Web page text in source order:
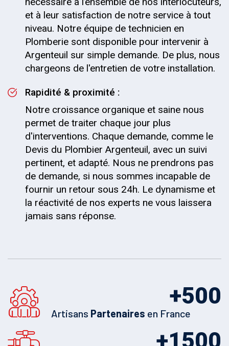
et à leur satisfaction de notre service à tout
niveau. Notre équipe de technicien en
Plomberie sont disponible pour intervenir à
Argenteuil sur simple demande. De plus, nous
chargeons de l'entretien de votre installation.
Rapidité & proximité :
Notre croissance organique et saine nous
permet de traiter chaque jour plus
d'interventions. Chaque demande, comme le
Devis du Plombier Argenteuil, avec un suivi
pertinent, et adapté. Nous ne prendrons pas
de demande, si nous sommes incapable de
fournir un retour sous 24h. Le dynamisme et
la réactivité de nos experts ne vous laissera
jamais sans réponse.
500
+
Artisans Partenaires en France